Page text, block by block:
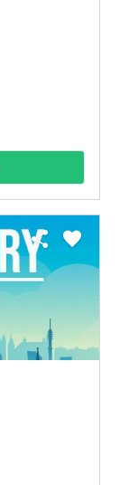
share favorite